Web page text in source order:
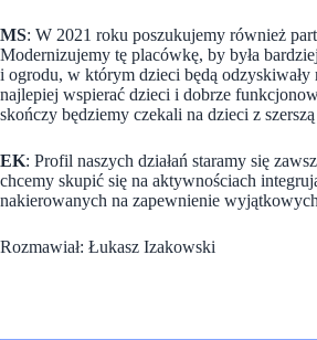
MS: W 2021 roku poszukujemy również
Modernizujemy tę placówkę, by była
i ogrodu, w którym dzieci będą
najlepiej wspierać dzieci i dobrze
skończy będziemy czekali na dzieci z
EK: Profil naszych działań staramy się
chcemy skupić się na aktywnościach
nakierowanych na zapewnienie
Rozmawiał: Łukasz Izakowski